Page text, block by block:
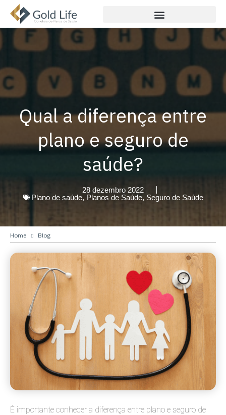
Qual a diferença entre
plano e seguro de
saúde?
28 dezembro 2022
Plano de saúde, Planos de Saúde, Seguro de Saúde
Home Blog
É importante conhecer a diferença entre plano e seguro de